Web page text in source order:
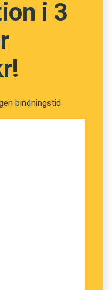
i 3
bindningstid.